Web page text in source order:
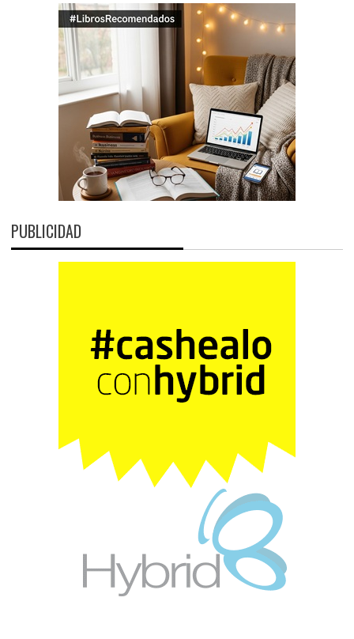
PUBLICIDAD